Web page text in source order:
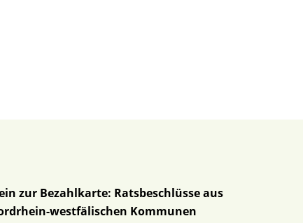
zur Bezahlkarte: Ratsbeschlüsse aus
westfälischen Kommunen